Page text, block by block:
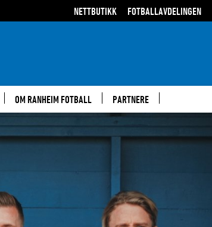
NETTBUTIKK FOTBALLAVDELINGEN
OM RANHEIM FOTBALL PARTNERE